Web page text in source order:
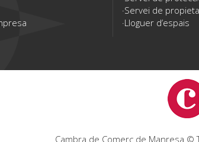
Servei de
Lloguer d’espais
Cambra de Comerç de Manresa